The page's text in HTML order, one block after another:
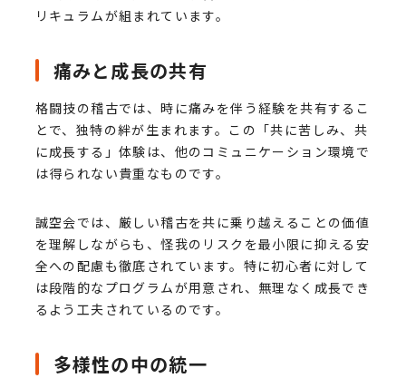
リキュラムが組まれています。
痛みと成長の共有
格闘技の稽古では、時に痛みを伴う経験を共有するこ
とで、独特の絆が生まれます。この「共に苦しみ、共
に成長する」体験は、他のコミュニケーション環境で
は得られない貴重なものです。
誠空会では、厳しい稽古を共に乗り越えることの価値
を理解しながらも、怪我のリスクを最小限に抑える安
全への配慮も徹底されています。特に初心者に対して
は段階的なプログラムが用意され、無理なく成長でき
るよう工夫されているのです。
多様性の中の統一